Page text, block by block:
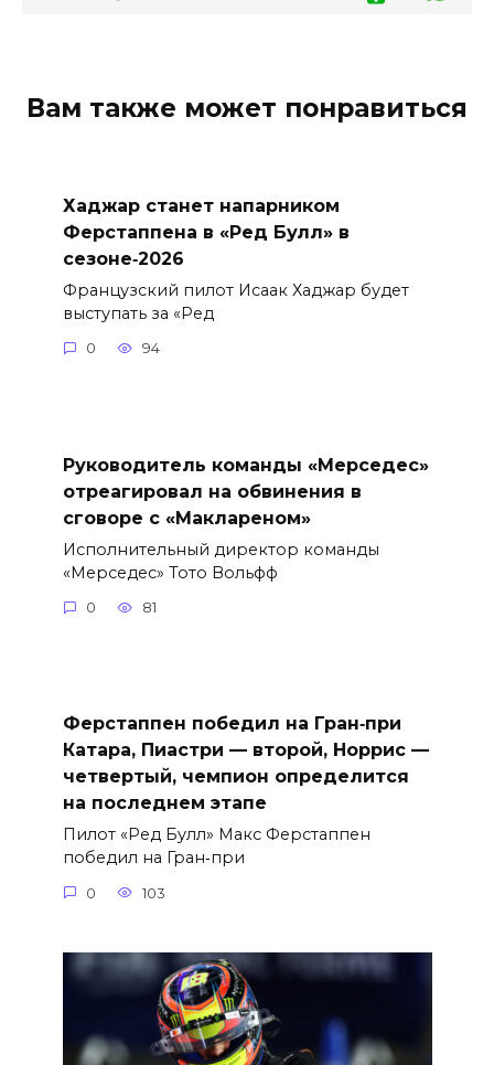
Вам также может понравиться
Хаджар станет напарником
Ферстаппена в «Ред Булл» в
сезоне‑2026
Французский пилот Исаак Хаджар будет
выступать за «Ред
0 94
Руководитель команды «Мерседес»
отреагировал на обвинения в
сговоре с «Маклареном»
Исполнительный директор команды
«Мерседес» Тото Вольфф
0 81
Ферстаппен победил на Гран‑при
Катара, Пиастри — второй, Норрис —
четвертый, чемпион определится
на последнем этапе
Пилот «Ред Булл» Макс Ферстаппен
победил на Гран‑при
0 103